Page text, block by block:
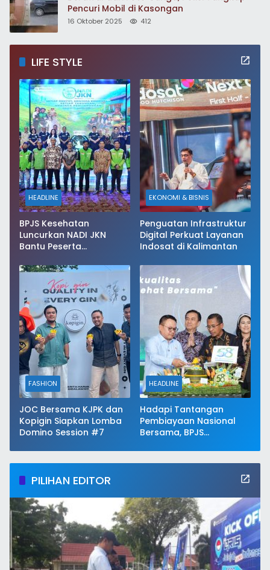
Pencuri Mobil di Kasongan
16 Oktober 2025 412
LIFE STYLE
HEADLINE
BPJS Kesehatan
Luncurkan NADI JKN
Bantu Peserta
EKONOMI & BISNIS
Penguatan Infrastruktur
Digital Perkuat Layanan
Indosat di Kalimantan
FASHION
JOC Bersama KJPK dan
Kopigin Siapkan Lomba
Domino Session #7
HEADLINE
Hadapi Tantangan
Pembiayaan Nasional
Bersama, BPJS
Keberlanjutan JKN
PILIHAN EDITOR